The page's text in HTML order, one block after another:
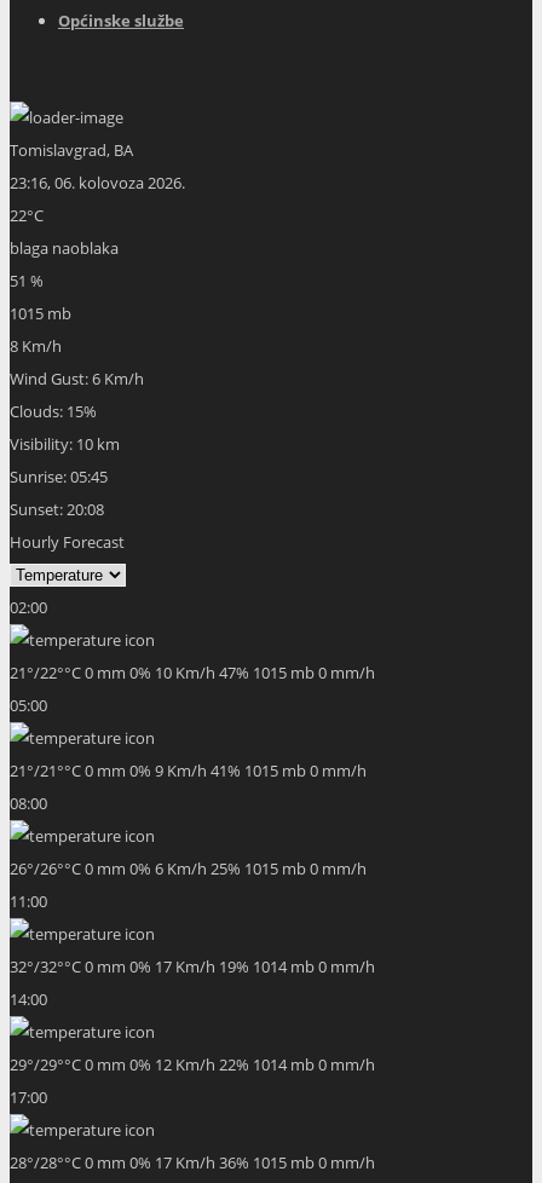
Općinske službe
Tomislavgrad, BA
23:16,06. kolovoza 2026.
22°C
blaga naoblaka
51 %
1015 mb
8 Km/h
Wind Gust:6 Km/h
Clouds: 15%
Visibility: 10 km
Sunrise:05:45
Sunset:20:08
Hourly Forecast
02:00
21°/22°°C0 mm 0% 10 Km/h 47% 1015 mb0 mm/h
05:00
21°/21°°C0 mm 0% 9 Km/h 41% 1015 mb0 mm/h
08:00
26°/26°°C0 mm 0% 6 Km/h 25% 1015 mb0 mm/h
11:00
32°/32°°C0 mm 0% 17 Km/h 19% 1014 mb0 mm/h
14:00
29°/29°°C0 mm 0% 12 Km/h 22% 1014 mb0 mm/h
17:00
28°/28°°C0 mm 0% 17 Km/h 36% 1015 mb0 mm/h